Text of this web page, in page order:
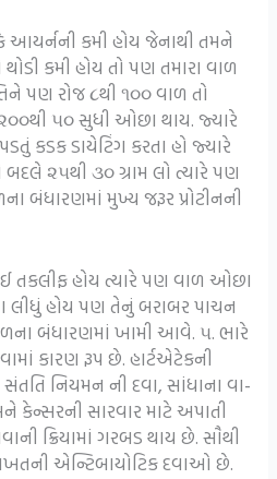
આયર્નની કમી હોય જેનાથી તમને
કમી હોય તો પણ તમારા વાળ
પણ રોજ ૮થી ૧૦૦ વાળ તો
૫૦ સુધી ઓછા થાય. જ્યારે
કડક ડાયેટિંગ કરતા હો જ્યારે
બદલે ૨૫થી ૩૦ ગ્રામ લો ત્યારે પણ
બંધારણમાં મુખ્ય જરૂર પ્રોટીનની
તકલીફ હોય ત્યારે પણ વાળ ઓછા
લીધું હોય પણ તેનું બરાબર પાચન
બંધારણમાં ખામી આવે. ૫. ભારે
કારણ રૂપ છે. હાર્ટએટેકની
સંતતિ નિયમન ની દવા, સાંધાના વા-
સારવાર માટે અપાતી
ક્રિયામાં ગરબડ થાય છે. સૌથી
એન્ટિબાયોટિક દવાઓ છે.